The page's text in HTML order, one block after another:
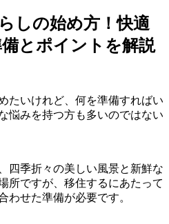
しの始め方！快適
とポイントを解説
たいけれど、何を準備すればい
悩みを持つ方も多いのではない
四季折々の美しい風景と新鮮な
所ですが、移住するにあたって
わせた準備が必要です。